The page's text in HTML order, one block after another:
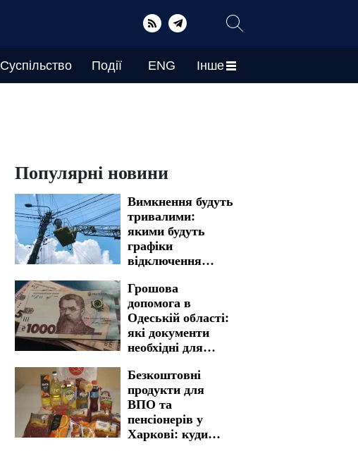
Суспільство Події ENG Інше
Популярні новини
Вимкнення будуть
тривалими:
якими будуть
графіки
відключення
Запоріжжі на 7
серпня
Грошова
допомога в
Одеській області:
які документи
необхідні для
отримання
Безкоштовні
продукти для
ВПО та
пенсіонерів у
Харкові: куди